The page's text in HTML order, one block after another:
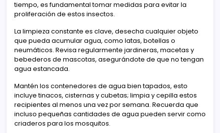
tiempo, es fundamental tomar medidas para evitar la
proliferación de estos insectos.
La limpieza constante es clave, desecha cualquier objeto
que pueda acumular agua, como latas, botellas o
neumáticos. Revisa regularmente jardineras, macetas y
bebederos de mascotas, asegurándote de que no tengan
agua estancada.
Mantén los contenedores de agua bien tapados, esto
incluye tinacos, cisternas y cubetas; limpia y cepilla estos
recipientes al menos una vez por semana. Recuerda que
incluso pequeñas cantidades de agua pueden servir como
criaderos para los mosquitos.